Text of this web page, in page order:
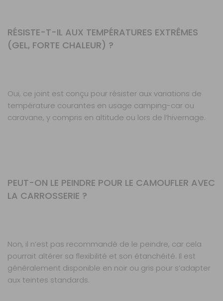
RÉSISTE-T-IL AUX TEMPÉRATURES EXTRÊMES
(GEL, FORTE CHALEUR) ?
Oui, ce joint est conçu pour résister aux variations de
température courantes en usage camping-car ou
caravane, y compris en altitude ou lors de l’hivernage.
PEUT-ON LE PEINDRE POUR LE CAMOUFLER AVEC
LA CARROSSERIE ?
Non, il n’est pas recommandé de le peindre, car cela
pourrait altérer sa flexibilité et son étanchéité. Il est
généralement disponible en noir ou gris pour s’adapter
aux teintes standards.